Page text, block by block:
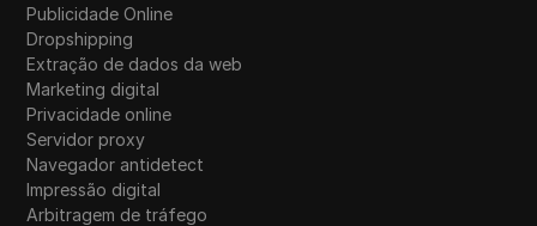
Publicidade Online
Dropshipping
Extração de dados da web
Marketing digital
Privacidade online
Servidor proxy
Navegador antidetect
Impressão digital
Arbitragem de tráfego